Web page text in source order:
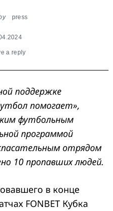
press
a reply
поддержке
помогает»,
футбольным
программой
отрядом
10 пропавших людей.
в конце
FONBET Кубка